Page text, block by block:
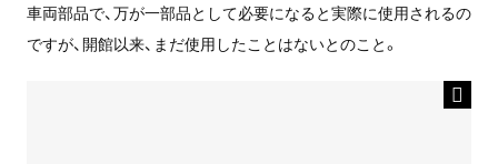
車両部品で、万が一部品として必要になると実際に使用されるの
ですが、開館以来、まだ使用したことはないとのこと。